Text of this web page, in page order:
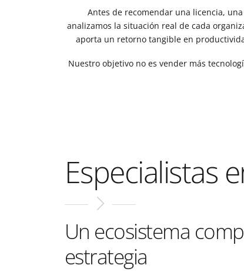
Antes de recomendar una licencia,
analizamos la situación real de cada
aporta un retorno tangible en
Nuestro objetivo no es vender más
Especialistas
Un ecosistema
estrategia